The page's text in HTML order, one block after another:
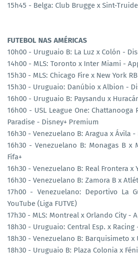
15h45 - Belga: Club Brugge x Sint-
FUTEBOL NAS AMÉRICAS
10h00 - Uruguaio B: La Luz x Colón -
14h00 - MLS: Toronto x Inter Miami -
15h30 - MLS: Chicago Fire x New York
15h30 - Uruguaio: Danúbio x Albion -
16h00 - Uruguaio B: Paysandu x
16h00 - USL League One: Chattanooga
Paradise - Disney+ Premium
16h30 - Venezuelano B: Aragua x Ávila -
16h30 - Venezuelano B: Monagas B x
Fifa+
16h30 - Venezuelano B: Real Frontera x
16h30 - Venezuelano B: Zamora B x
17h00 - Venezuelano: Deportivo La
YouTube (Liga FUTVE)
17h30 - MLS: Montreal x Orlando City -
18h30 - Uruguaio: Central Esp. x
18h30 - Venezuelano B: Barquisimeto x
18h30 - Uruguaio B: Plaza Colonia x